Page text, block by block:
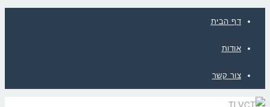
דף הבית
אודות
צור קשר